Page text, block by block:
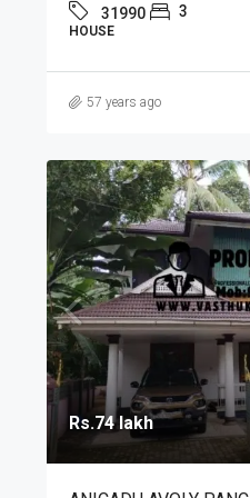
31990 3
HOUSE
57 years ago
Rs.74 lakh